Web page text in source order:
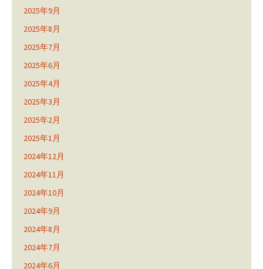
2025年9月
2025年8月
2025年7月
2025年6月
2025年4月
2025年3月
2025年2月
2025年1月
2024年12月
2024年11月
2024年10月
2024年9月
2024年8月
2024年7月
2024年6月